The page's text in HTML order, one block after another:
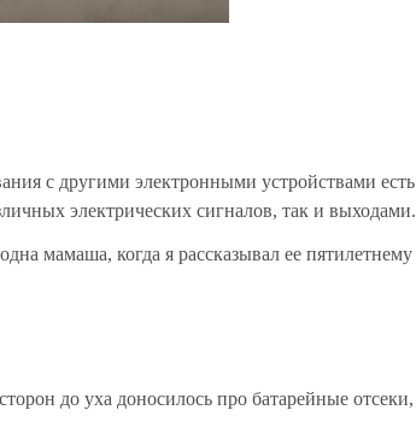
с другими электронными устройствами есть
электрических сигналов, так и выходами.
мамаша, когда я рассказывал ее пятилетнему
до уха доносилось про батарейные отсеки,